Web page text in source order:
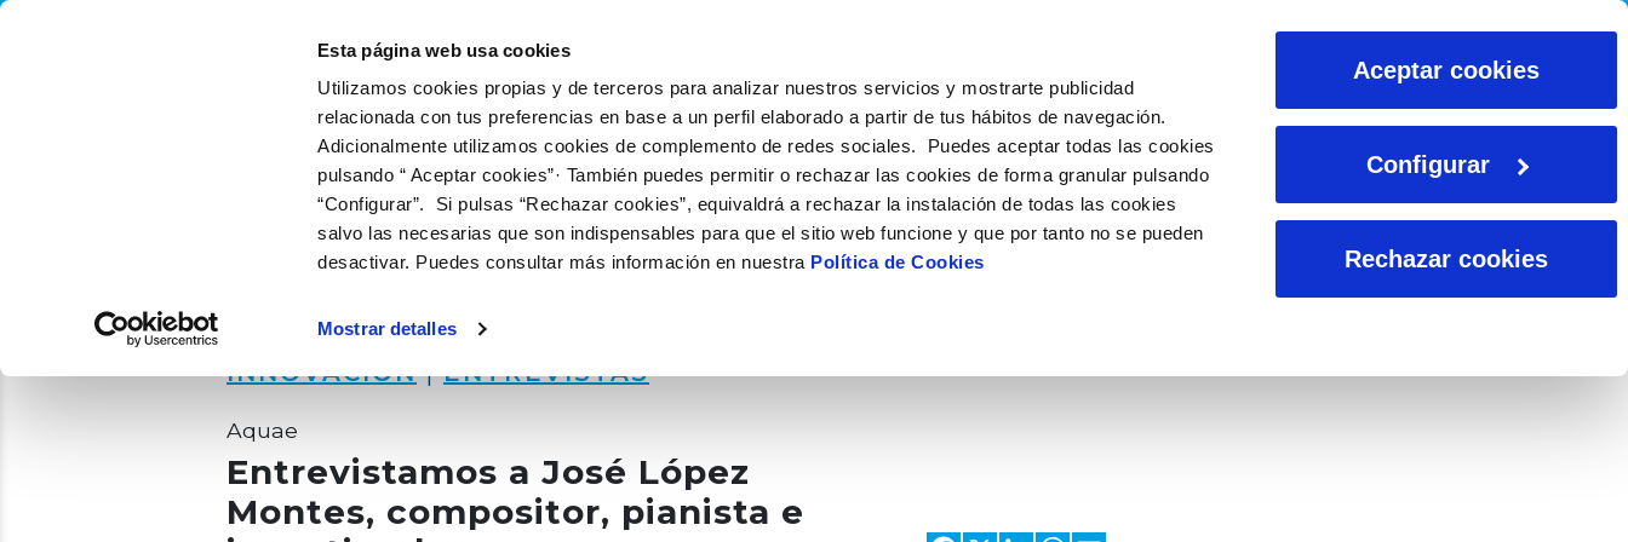
Esta página web usa cookies
Utilizamos cookies propias y de terceros para analizar nuestros servicios y mostrarte publicidad
relacionada con tus preferencias en base a un perfil elaborado a partir de tus hábitos de navegación.
Adicionalmente utilizamos cookies de complemento de redes sociales. Puedes aceptar todas las cookies
pulsando “ Aceptar cookies”· También puedes permitir o rechazar las cookies de forma granular pulsando
“Configurar”. Si pulsas “Rechazar cookies”, equivaldrá a rechazar la instalación de todas las cookies
salvo las necesarias que son indispensables para que el sitio web funcione y que por tanto no se pueden
desactivar. Puedes consultar más información en nuestra Política de Cookies
Mostrar detalles
Aceptar cookies
Configurar
Rechazar cookies
INNOVACIÓN|ENTREVISTAS
Aquae
Entrevistamos a José López
Montes, compositor, pianista e